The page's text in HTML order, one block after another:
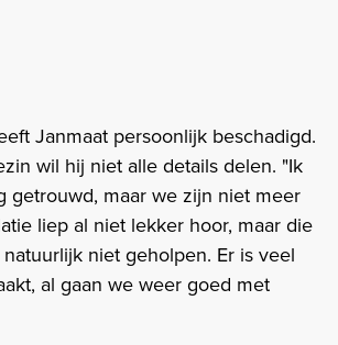
Janmaat persoonlijk beschadigd.
wil hij niet alle details delen. "Ik
getrouwd, maar we zijn niet meer
liep al niet lekker hoor, maar die
niet geholpen. Er is veel
al gaan we weer goed met